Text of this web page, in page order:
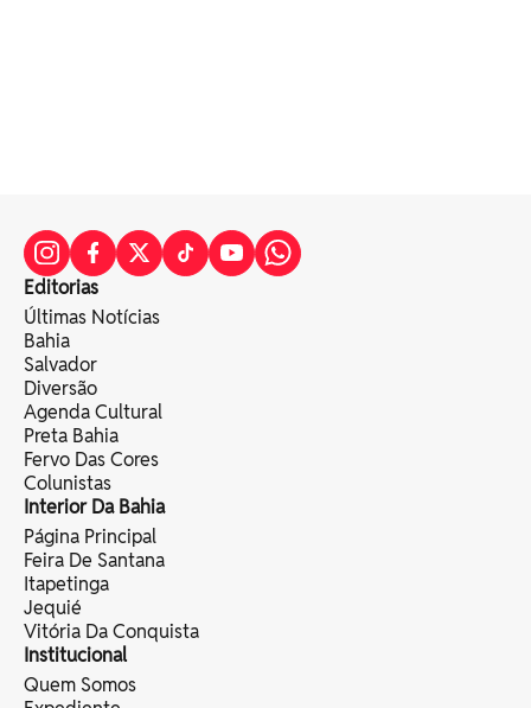
Editorias
Últimas Notícias
Bahia
Salvador
Diversão
Agenda Cultural
Preta Bahia
Fervo Das Cores
Colunistas
Interior Da Bahia
Página Principal
Feira De Santana
Itapetinga
Jequié
Vitória Da Conquista
Institucional
Quem Somos